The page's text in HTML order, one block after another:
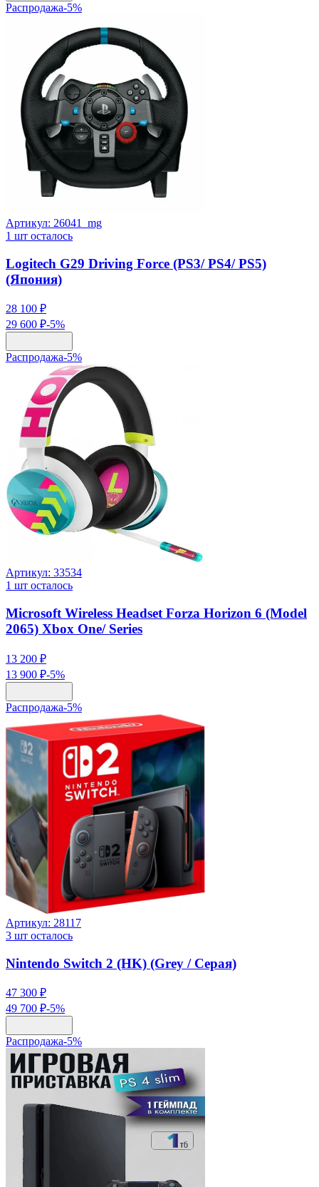
Распродажа-5%
Артикул: 26041_mg
1 шт осталось
Logitech G29 Driving Force (PS3/ PS4/ PS5)
(Япония)
28 100 ₽
29 600 ₽-5%
Распродажа-5%
Артикул: 33534
1 шт осталось
Microsoft Wireless Headset Forza Horizon 6 (Model
2065) Xbox One/ Series
13 200 ₽
13 900 ₽-5%
Распродажа-5%
Артикул: 28117
3 шт осталось
Nintendo Switch 2 (HK) (Grey / Серая)
47 300 ₽
49 700 ₽-5%
Распродажа-5%